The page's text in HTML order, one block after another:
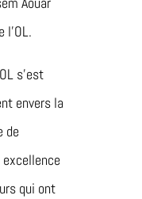
s’est
envers la
de
qui ont